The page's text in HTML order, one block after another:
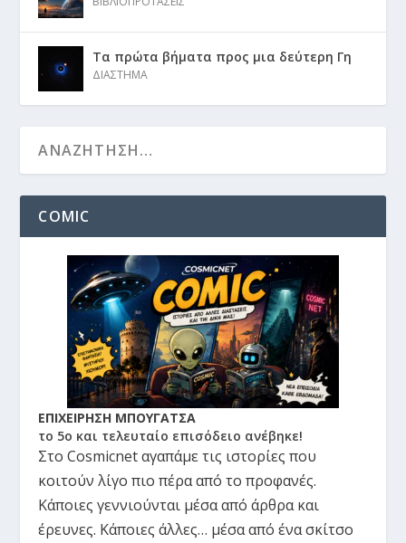
Τα πρώτα βήματα προς μια δεύτερη Γη
ΔΙΑΣΤΗΜΑ
COMIC
ΕΠΙΧΕΙΡΗΣΗ ΜΠΟΥΓΑΤΣΑ
το 5ο και τελευταίο επισόδειο ανέβηκε!
Στο Cosmicnet αγαπάμε τις ιστορίες που
κοιτούν λίγο πιο πέρα από το προφανές.
Κάποιες γεννιούνται μέσα από άρθρα και
έρευνες. Κάποιες άλλες… μέσα από ένα σκίτσο